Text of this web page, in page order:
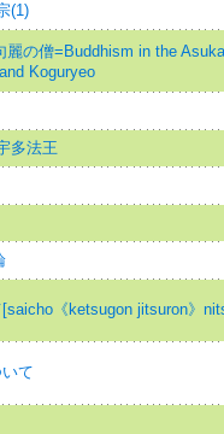
(1)
麗の僧=Buddhism in the
Koguryeo
多法王
《ketsugon jitsuron》
て